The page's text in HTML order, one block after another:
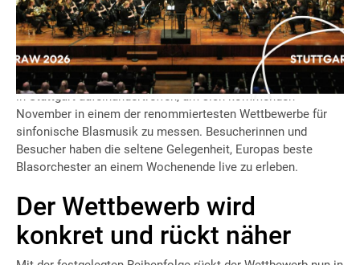
Der nächste europäische Wettbewerb für Blasorchester
findet vom 21.-22. November 2026 in der Messe Stuttgart im
Rahmen der BRAWO statt.
Zehn herausragende Blasorchester aus ganz Europa werden
in Stuttgart aufeinandertreffen, um sich kommenden
November in einem der renommiertesten Wettbewerbe für
sinfonische Blasmusik zu messen. Besucherinnen und
Besucher haben die seltene Gelegenheit, Europas beste
Blasorchester an einem Wochenende live zu erleben.
Der Wettbewerb wird
konkret und rückt näher